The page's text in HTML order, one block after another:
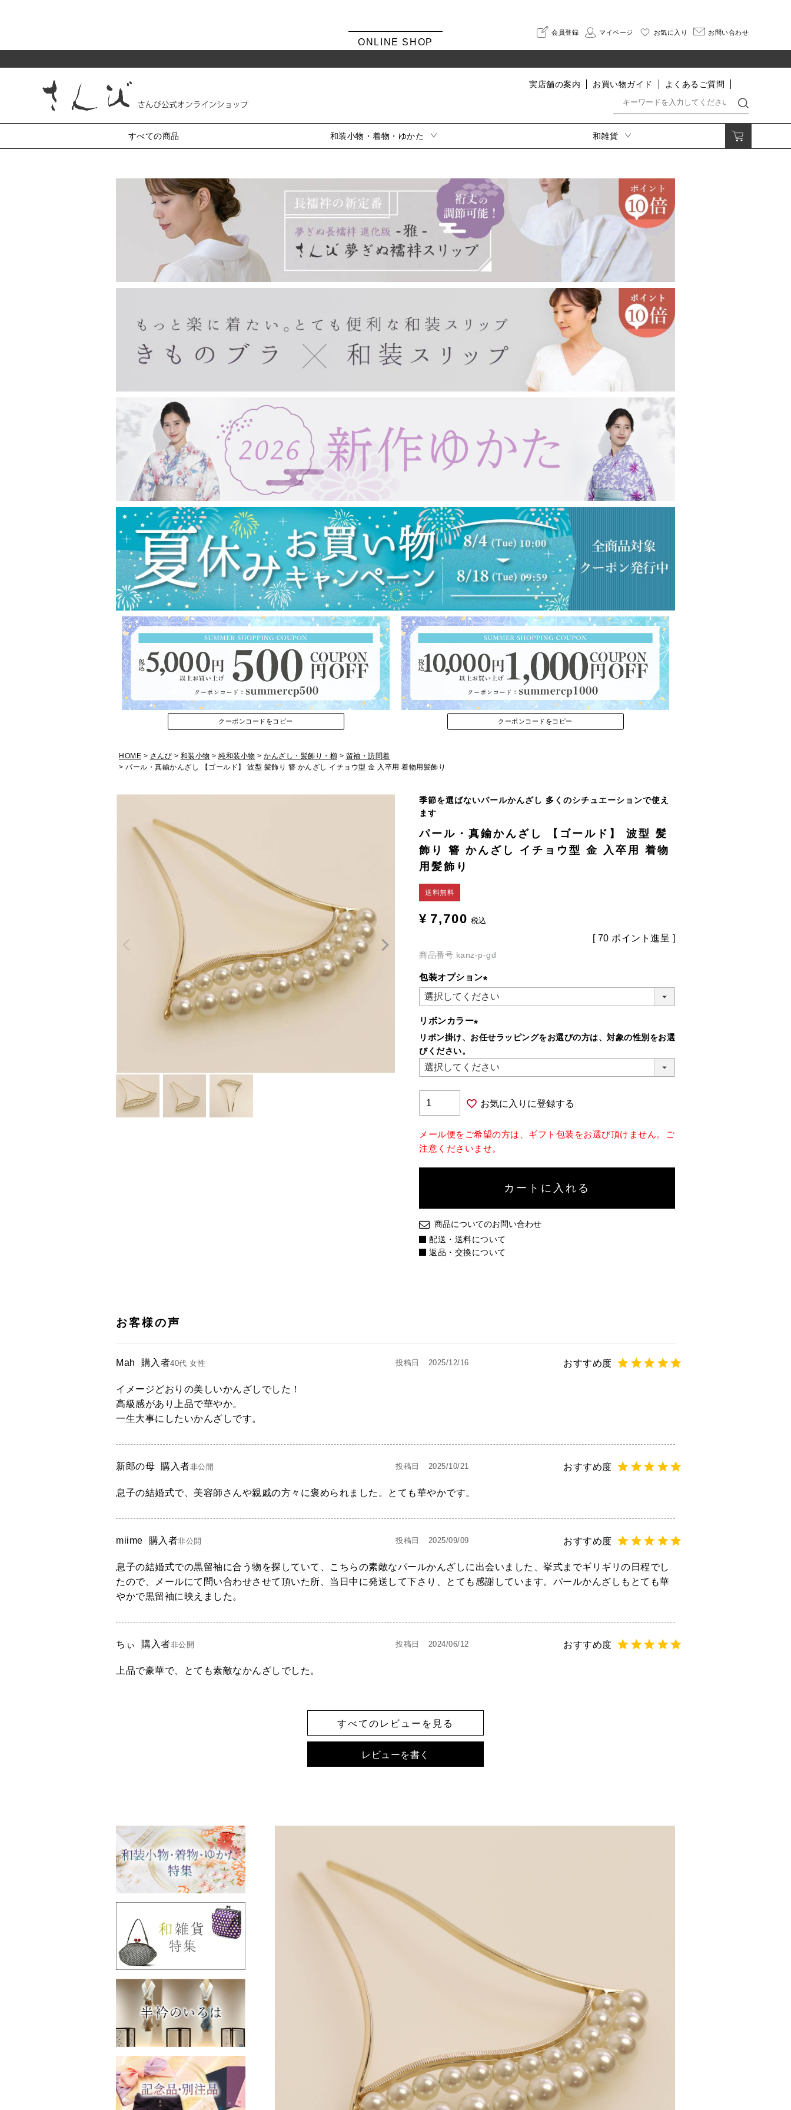
ONLINE SHOP
会員登録 マイページ お気に入り お問い合わせ
実店舗の案内 お買い物ガイド よくあるご質問
すべての商品 和装小物・着物・ゆかた
純和装小物
帯揚
帯留・三分紐・末広
羽織紐
シーンから選ぶ
振袖 留袖 訪問着・色無地
小紋・紬
夏用
喪服
着付小物・肌着・足袋・寝巻
肌着・インナー 足袋
寝巻
便利グッズ
長襦袢（夢ぎぬお仕立て付き）
き楽っく
東レシルック(美來)
東レシルック(夏)
東レシルック(訪問着)
デニムきもの
袴
コート・羽織り・ショール
コート 羽織り
薄コート・羽織
ショール・ストール
収納・リビング 甚平・作務衣
袢纏
男物
和雑貨
小銭入れ・丸型3.3寸
小銭入れ・丸型2.5寸
小銭入れ・ミニ1.8寸
リング付ポーチ・5.5寸
眼鏡ケース
ペンケース
親子がま口 宝石入れ
財布
リバティ柄のがま口
風呂敷・ふくさ
素材から選ぶ
サイズから選ぶ
シリーズから選ぶ
風呂敷雑貨 ふくさ
印伝
さんびオリジナル印伝 HISOCA
なごみ
長財布
二つ折り財布
小銭入れ・ポーチ
名刺入れ・カードケース
印鑑ケース
眼鏡ケース
キーホルダー・キーケース
その他アクセサリー
女性向け
浅草文庫
名刺入れ・カードケース
ピーターラビット
扇子・手拭い・ガーゼ
タペストリー棒
ガーゼ製品
念珠・数珠
ブレスレット
バッグ マスク
お香・線香
クーポンコードをコピー クーポンコードをコピー
HOME さんび 和装小物 純和装小物 かんざし・髪飾り・櫛
留袖・訪問着
パール・真鍮かんざし 【ゴールド】 波型 髪飾り 簪 かんざし イチョウ型 金 入卒用 着物用髪飾り
季節を選ばないパールかんざし 多くのシチュエーションで使え
ます
パール・真鍮かんざし 【ゴールド】 波型 髪
飾り 簪 かんざし イチョウ型 金 入卒用 着物
用髪飾り
送料無料
¥ 7,700 税込
[ 70 ポイント進呈 ]
商品番号 kanz-p-gd
包装オプション
(必
須)
リボンカラー
(必
リボン掛け、お任せラッピングをお選びの方は、対象の性別をお選
びください。
お気に入りに登録する
メール便をご希望の方は、ギフト包装をお選び頂けません。ご
注意くださいませ。
カートに入れる
商品についてのお問い合わせ
配送・送料について
返品・交換について
Mah 購入者40代 女性 投稿日 2025/12/16
イメージどおりの美しいかんざしでした！
高級感があり上品で華やか。
一生大事にしたいかんざしです。
新郎の母 購入者非公開 投稿日 2025/10/21
息子の結婚式で、美容師さんや親戚の方々に褒められました。とても華やかです。
miime 購入者非公開 投稿日 2025/09/09
息子の結婚式での黒留袖に合う物を探していて、こちらの素敵なパールかんざしに出会いました、挙式までギリギリの日程でし
たので、メールにて問い合わせさせて頂いた所、当日中に発送して下さり、とても感謝しています。パールかんざしもとても華
やかで黒留袖に映えました。
ちぃ 購入者非公開 投稿日 2024/06/12
上品で豪華で、とても素敵なかんざしでした。
すべてのレビューを見る
レビューを書く